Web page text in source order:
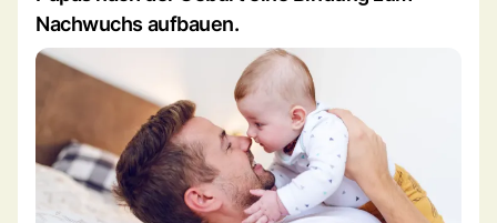
Nachwuchs aufbauen.